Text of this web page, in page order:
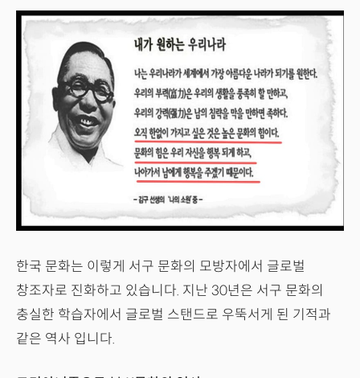
한국 문화는 이렇게 서구 문화의 모방자에서 글로벌
창조자로 진화하고 있습니다. 지난 30년은 서구 문화의
충실한 학습자에서 글로벌 스탠드로 우뚝서게 된 기적과
같은 역사 입니다.